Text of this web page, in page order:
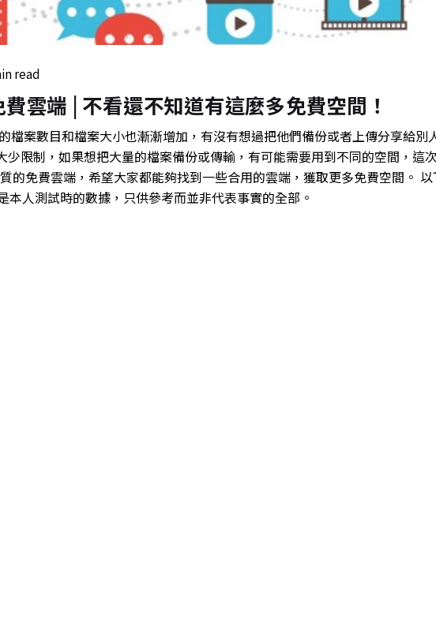
read
雲端 | 不看還不知道有這麼多免費空間！
檔案數目和檔案大小也漸漸增加，有沒有想過把他們備份或者上傳分享給別
少限制，如果想把大量的檔案備份或傳輸，有可能需要用到不同的空間，這
的免費雲端，希望大家都能夠找到一些合用的雲端，獲取更多免費空間。
人測試時的數據，只供參考而並非代表事實的全部。